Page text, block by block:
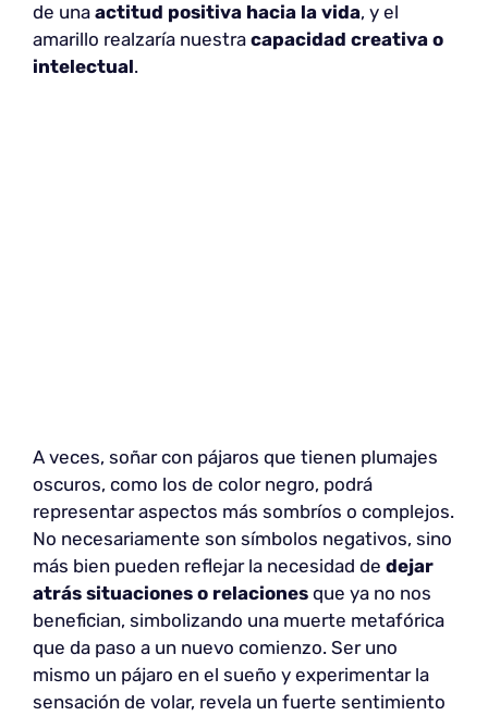
de una actitud positiva hacia la vida, y el
amarillo realzaría nuestra capacidad creativa o
intelectual.
A veces, soñar con pájaros que tienen plumajes
oscuros, como los de color negro, podrá
representar aspectos más sombríos o complejos.
No necesariamente son símbolos negativos, sino
más bien pueden reflejar la necesidad de dejar
atrás situaciones o relaciones que ya no nos
benefician, simbolizando una muerte metafórica
que da paso a un nuevo comienzo. Ser uno
mismo un pájaro en el sueño y experimentar la
sensación de volar, revela un fuerte sentimiento